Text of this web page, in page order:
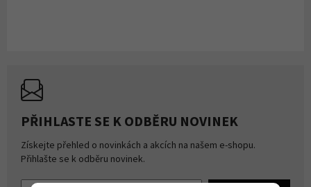
PŘIHLASTE SE K ODBĚRU NOVINEK
Získejte přehled o novinkách a akcích na našem e-shopu.
Přihlašte se k odběru novinek.